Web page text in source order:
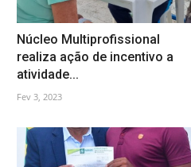
Núcleo Multiprofissional
realiza ação de incentivo a
atividade...
Fev 3, 2023